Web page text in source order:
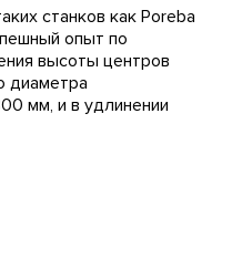
станков как Poreba
опыт по
высоты центров
диаметра
мм, и в удлинении